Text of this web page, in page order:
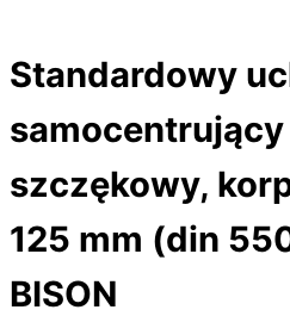
Standardowy
szczękowy,
125 mm (din
BISON